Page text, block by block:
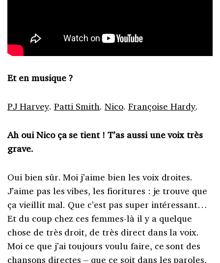
Et en musique ?
PJ Harvey. Patti Smith.Nico. Françoise Hardy.
Ah oui Nico ça se tient ! T’as aussi une voix très
grave.
Oui bien sûr. Moi j’aime bien les voix droites.
J’aime pas les vibes, les fioritures : je trouve que
ça vieillit mal. Que c’est pas super intéressant…
Et du coup chez ces femmes-là il y a quelque
chose de très droit, de très direct dans la voix.
Moi ce que j’ai toujours voulu faire, ce sont des
chansons directes – que ce soit dans les paroles,